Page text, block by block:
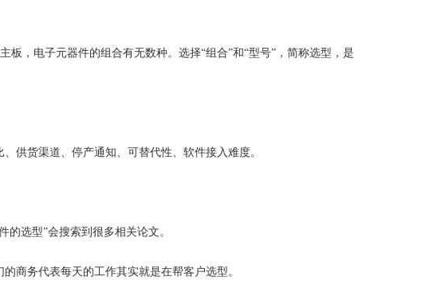
，电子元器件的组合有无数种。选择“组合”和“型号”，简称选型，是
供货渠道、停产通知、可替代性、软件接入难度。
选型”会搜索到很多相关论文。
商务代表每天的工作其实就是在帮客户选型。